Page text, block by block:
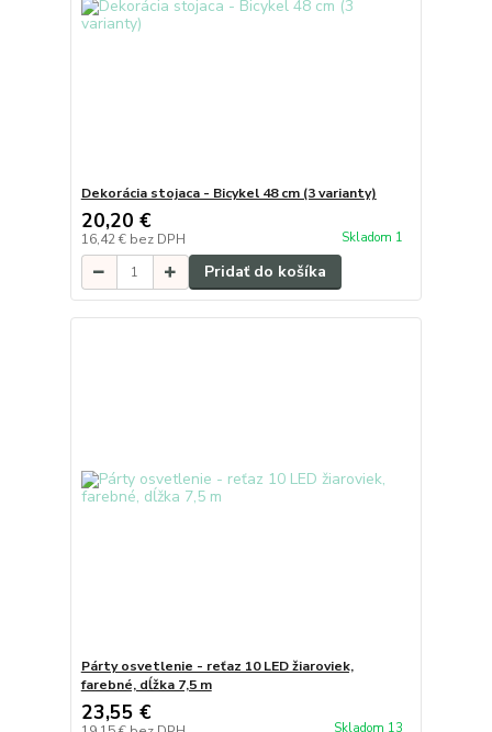
Dekorácia stojaca - Bicykel 48 cm (3 varianty)
20,20 €
16,42 € bez DPH Skladom 1
Pridať do košíka
Párty osvetlenie - reťaz 10 LED žiaroviek,
farebné, dĺžka 7,5 m
23,55 €
Skladom 13